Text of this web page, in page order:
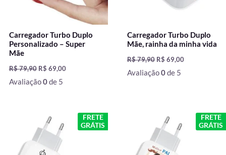
Carregador Turbo Duplo
Personalizado – Super
Mãe
R$79,90 R$ 69,00
Avaliação0de 5
Carregador Turbo Duplo
Mãe, rainha da minha vida
R$79,90 R$ 69,00
Avaliação0de 5
FRETE
GRÁTIS
preço
original
era:
R$ 79,90.
preço
FRETE
GRÁTIS
preço
original
era:
R$ 79,90.
preço